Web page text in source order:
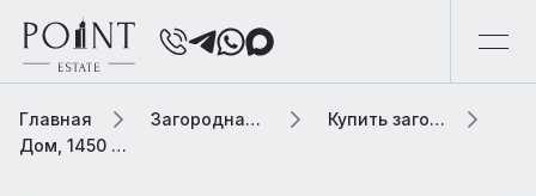
Главная Загородная элитная недвижимость
Купить загородную элитную недвижимость
Дом, 1450 м² В коттеджном поселке «Романово-2»